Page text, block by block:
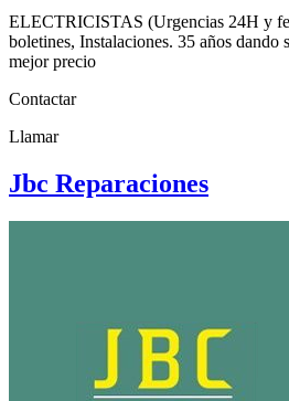
ELECTRICISTAS (Urgencias 24H y
boletines, Instalaciones. 35 años dando
mejor precio
Contactar
Llamar
Jbc Reparaciones